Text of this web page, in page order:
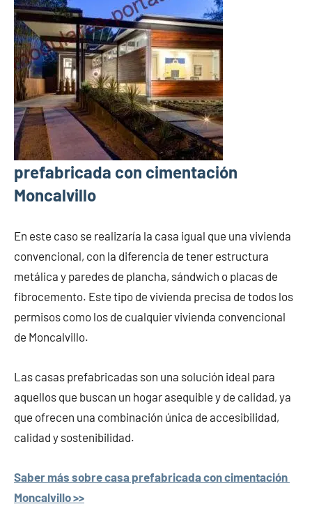
prefabricada con cimentación
Moncalvillo
En este caso se realizaría la casa igual que una vivienda
convencional, con la diferencia de tener estructura
metálica y paredes de plancha, sándwich o placas de
fibrocemento. Este tipo de vivienda precisa de todos los
permisos como los de cualquier vivienda convencional
de Moncalvillo.
Las casas prefabricadas son una solución ideal para
aquellos que buscan un hogar asequible y de calidad, ya
que ofrecen una combinación única de accesibilidad,
calidad y sostenibilidad.
Saber más sobre casa prefabricada con cimentación
Moncalvillo >>